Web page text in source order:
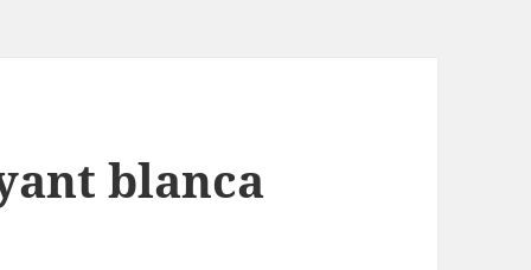
blanca